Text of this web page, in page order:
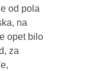
od pola
na
opet bilo
za